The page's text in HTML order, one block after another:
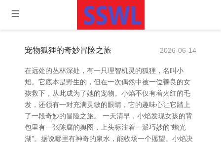
宠物狐狸的奇妙冒险之旅 2026-06-14
在远处的丛林深处，有一只理智机灵的狐狸，名叫小
焰。它底本是野生的，但在一次偶然中被一位善良的女
孩救下，从此成为了她的宠物。小焰不仅有着火红的毛
发，还领有一对充满灵敏的眼睛，它的趣味心让它踏上
了一段奇妙的冒险之旅。 一天清早，小焰发现女孩的背
包里有一张陈腐的舆图，上头标注着一派巧妙的“蟾光
湖”。据说哪里有神奇的泉水，能收场一个愿望。小焰决